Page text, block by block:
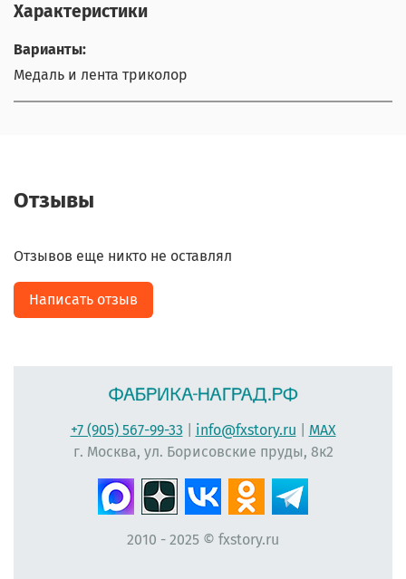
Характеристики
Варианты:
Медаль и лента триколор
Отзывы
Отзывов еще никто не оставлял
Написать отзыв
+7 (905) 567-99-33 info@fxstory.ru
MAX
г. Москва, ул. Борисовские пруды, 8к2
2010 - 2025 © fxstory.ru